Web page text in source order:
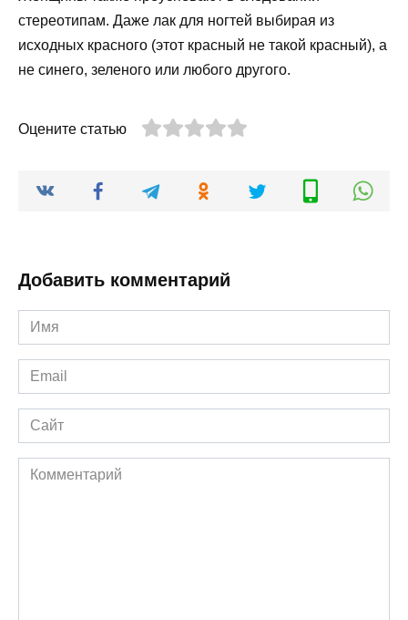
стереотипам. Даже лак для ногтей выбирая из
исходных красного (этот красный не такой красный), а
не синего, зеленого или любого другого.
Оцените статью
Добавить комментарий
Имя
*
Email
*
Сайт
Комментарий